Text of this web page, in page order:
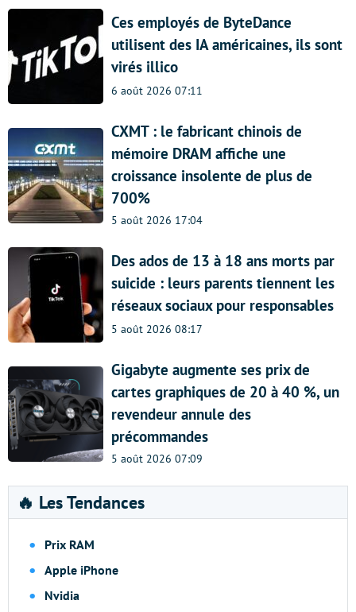
Ces employés de ByteDance
utilisent des IA américaines, ils sont
virés illico
6 août 2026 07:11
CXMT : le fabricant chinois de
mémoire DRAM affiche une
croissance insolente de plus de
700%
5 août 2026 17:04
Des ados de 13 à 18 ans morts par
suicide : leurs parents tiennent les
réseaux sociaux pour responsables
5 août 2026 08:17
Gigabyte augmente ses prix de
cartes graphiques de 20 à 40 %, un
revendeur annule des
précommandes
5 août 2026 07:09
🔥 Les Tendances
Prix RAM
Apple iPhone
Nvidia